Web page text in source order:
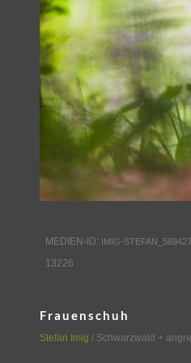
MEDIEN-ID: IMIG-STEFAN_569427
13226
Frauenschuh
Stefan Imig / Schwarzwald +